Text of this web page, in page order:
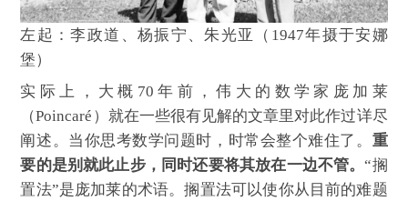
左起：李政道、杨振宁、朱光亚（1947年摄于安娜
堡）
实际上，大概70年前，伟大的数学家庞加莱
（Poincaré）就在一些很有见解的文章里对此作过详尽
阐述。当你思考数学问题时，时常会整个难住了。 重
要的是别就此止步，同时还要将其放在一边不管。“搁
置法”是庞加莱的术语。搁置法可以使你从目前的难题